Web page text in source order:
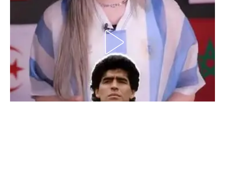
الدوري الفرنسي
الدوري السعودي للمحترفين
دوري أبطال أوروبا
دوري أبطال إفريقيا